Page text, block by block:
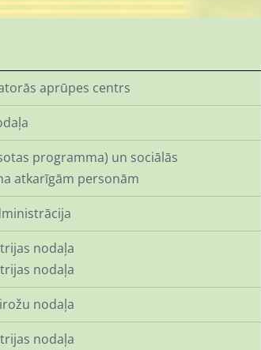
aprūpes centrs
programma) un sociālās
atkarīgām personām
nodaļa
nodaļa
nodaļa
nodaļa